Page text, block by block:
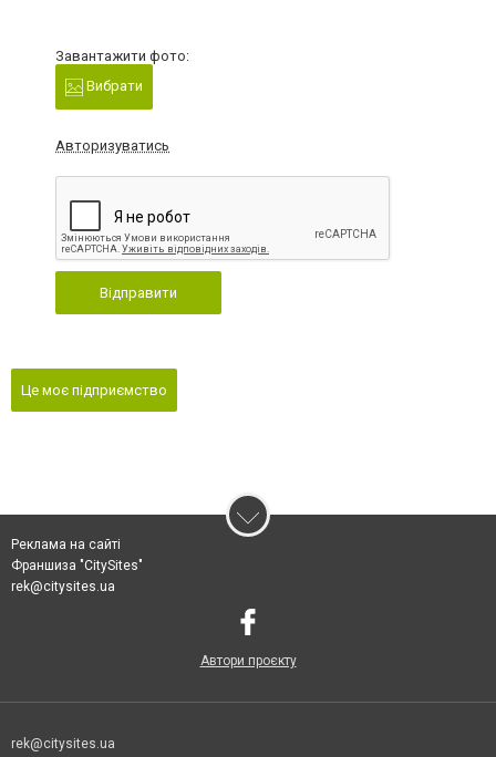
Завантажити фото:
Вибрати
Авторизуватись
Відправити
Це моє підприємство
Реклама на сайті
Франшиза "CitySites"
rek@citysites.ua
Автори проєкту
rek@citysites.ua